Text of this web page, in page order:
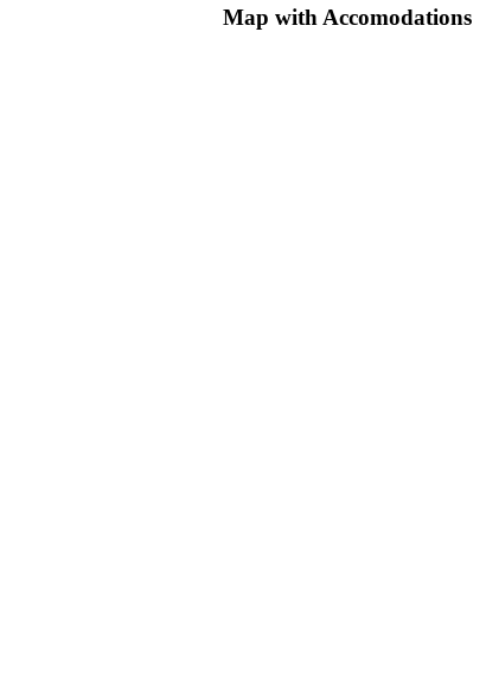
Map with Accomodations